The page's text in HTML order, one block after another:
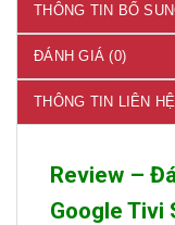
THÔNG TIN BỔ
ĐÁNH GIÁ (0)
THÔNG TIN LIÊN HỆ
Review –
Google Tivi